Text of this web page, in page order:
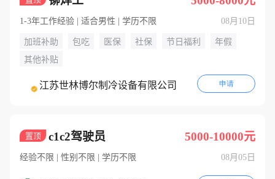
1-3年工作经验 | 适合男性 | 学历不限 08月10日
加班补助 包吃 医保 社保 节日福利
年假
其他补贴
江苏世林博尔制冷设备有限公司 申请
置顶 c1c2驾驶员 5000-10000元
经验不限 | 性别不限 | 学历不限 08月05日